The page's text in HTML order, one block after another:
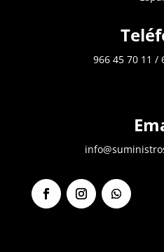
966 45 70 11 /
F
S